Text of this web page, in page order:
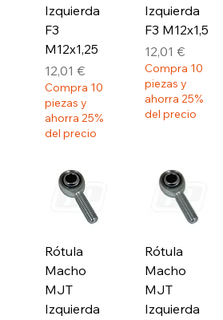
Izquierda
F3
M12x1,25
Precio
12,01 €
Compra 10
piezas y
ahorra 25%
del precio
Izquierda
F3 M12x1,5
Precio
12,01 €
Compra 10
piezas y
ahorra 25%
del precio
Rótula
Macho
MJT
Izquierda
Rótula
Macho
MJT
Izquierda